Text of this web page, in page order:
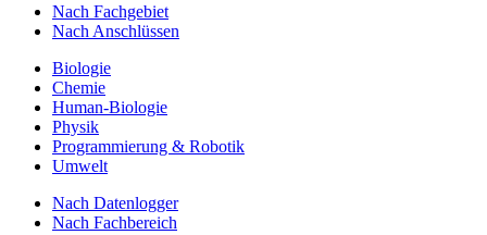
Nach Fachgebiet
Nach Anschlüssen
Biologie
Chemie
Human-Biologie
Physik
Programmierung & Robotik
Umwelt
Nach Datenlogger
Nach Fachbereich